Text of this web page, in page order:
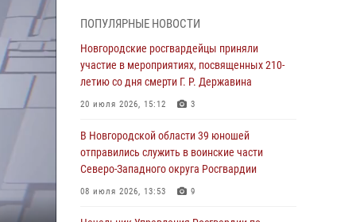
Радиоэфир программы "Новости дня" на
радио "Радио53" от 30 июля 2026 года.
Новгородские призывники приняли присягу в
Росгвардии.
30 июля 2026, 16:00 1
В Великом Новгороде сотрудники центра
Росгвардии провели телефонную «горячую
ПОПУЛЯРНЫЕ НОВОСТИ
Новгородские росгвардейцы приняли
участие в мероприятиях, посвященных 210-
летию со дня смерти Г. Р. Державина
20 июля 2026, 15:12 3
В Новгородской области 39 юношей
отправились служить в воинские части
Северо-Западного округа Росгвардии
08 июля 2026, 13:53 9